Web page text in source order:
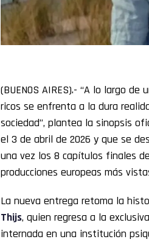
(BUENOS AIRES).- “A lo largo
ricos se enfrenta a la dura
sociedad”, plantea la sinopsis
el 3 de abril de 2026 y que se
una vez los 8 capítulos finales
producciones europeas más
La nueva entrega retoma la
Thijs, quien regresa a la
internada en una institución